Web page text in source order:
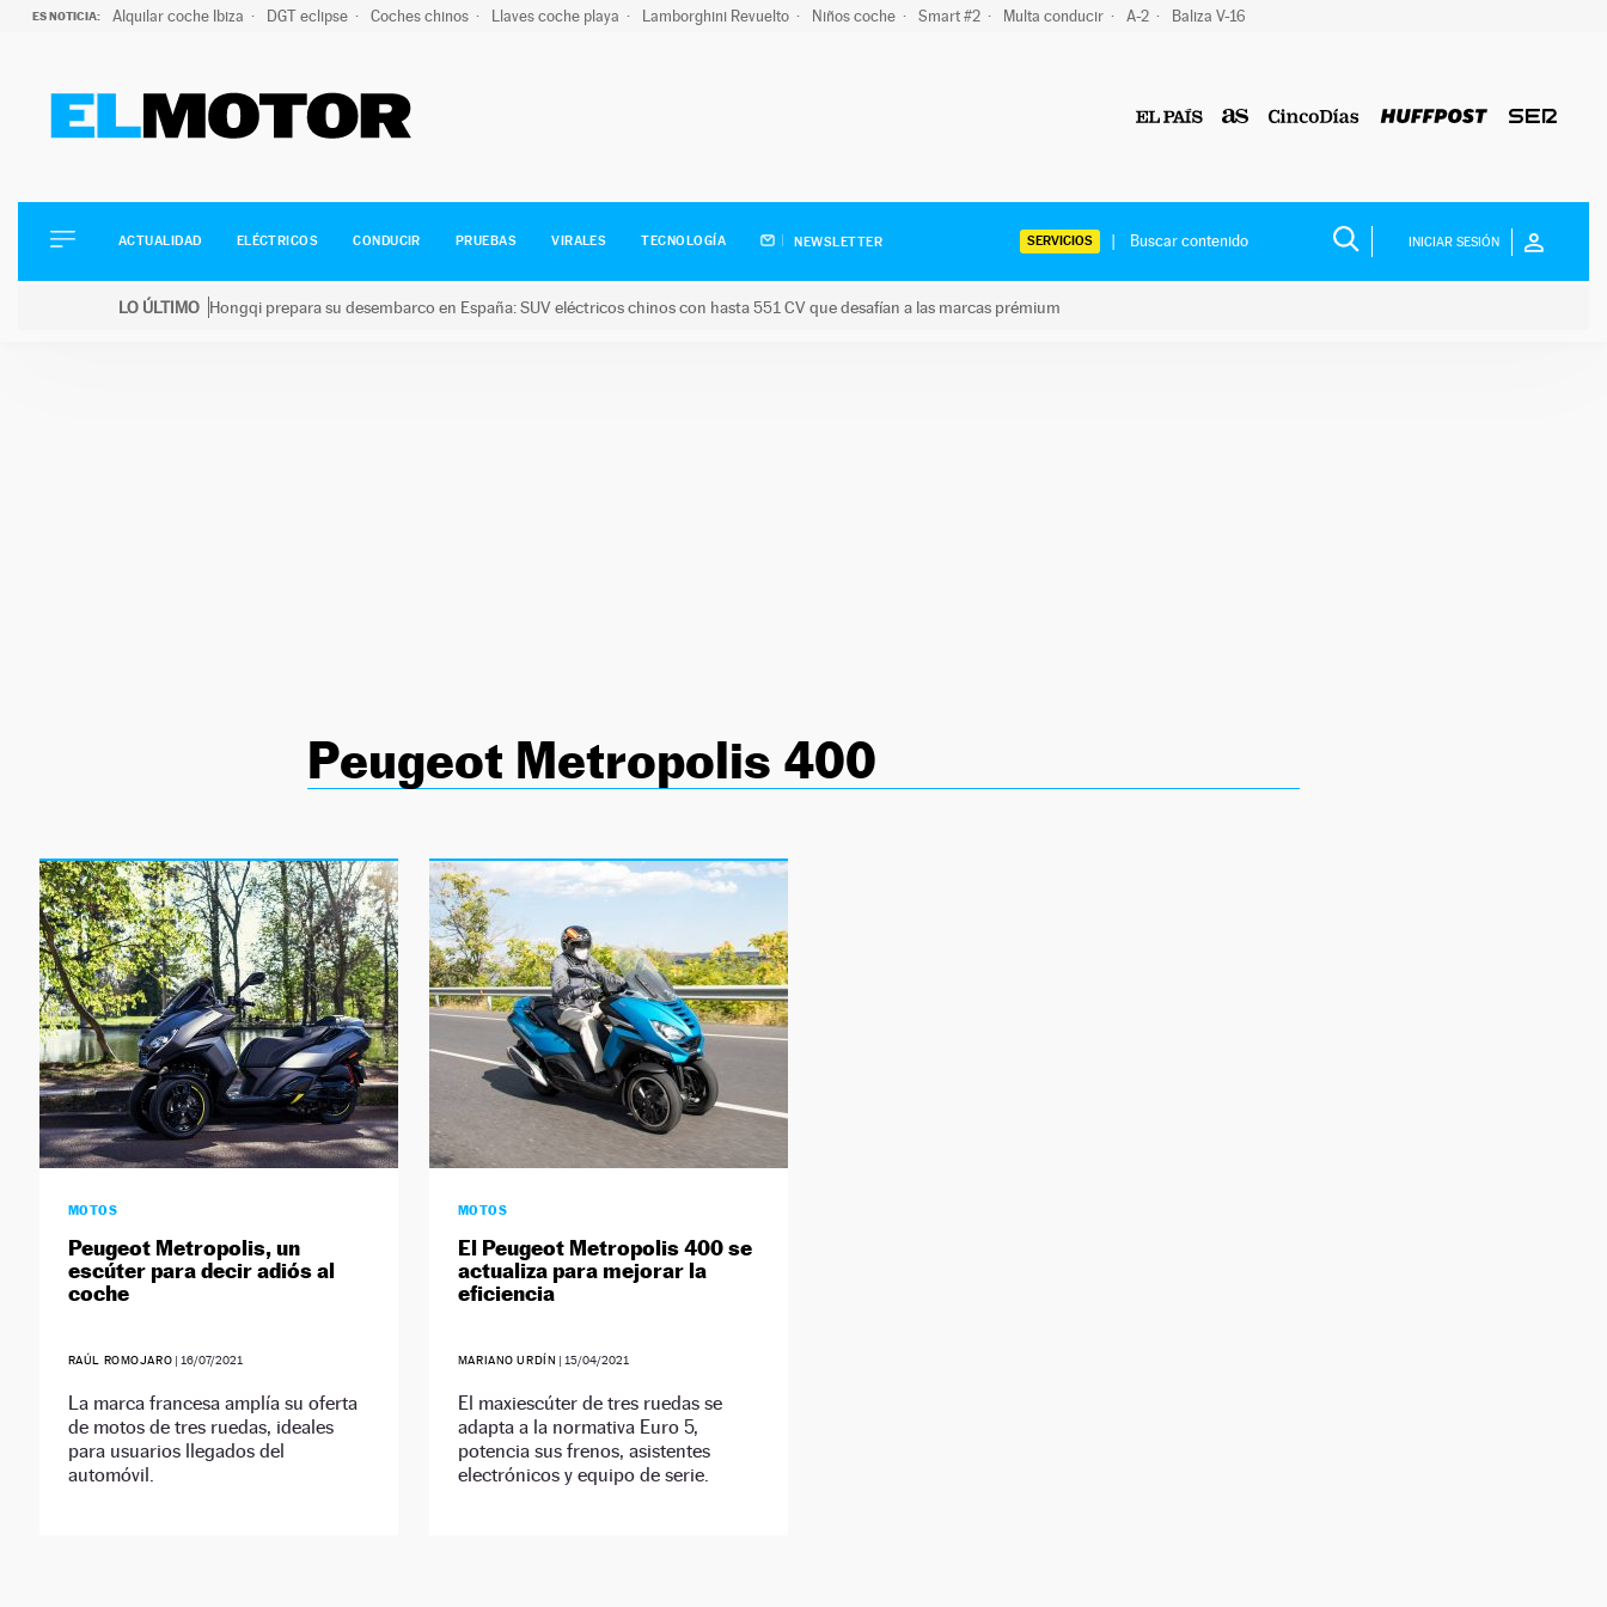
ES NOTICIA: Alquilar coche Ibiza DGT eclipse Coches chinos Llaves coche playa Lamborghini Revuelto Niños coche Smart #2 Multa conducir A-2 Baliza V-16
ELÉCTRICOS
CONDUCIR
ACTUALIDAD ELÉCTRICOS CONDUCIR PRUEBAS VIRALES TECNOLOGÍA NEWSLETTER SERVICIOS INICIAR SESIÓN
LO ÚLTIMO Hongqi prepara su desembarco en España: SUV eléctricos chinos con hasta 551 CV que desafían a las marcas prémium
Peugeot Metropolis 400
MOTOS
Peugeot Metropolis, un
escúter para decir adiós al
coche
RAÚL ROMOJARO | 16/07/2021
La marca francesa amplía su oferta
de motos de tres ruedas, ideales
para usuarios llegados del
automóvil.
MOTOS
El Peugeot Metropolis 400 se
actualiza para mejorar la
eficiencia
MARIANO URDÍN | 15/04/2021
El maxiescúter de tres ruedas se
adapta a la normativa Euro 5,
potencia sus frenos, asistentes
electrónicos y equipo de serie.